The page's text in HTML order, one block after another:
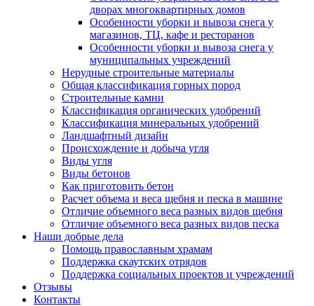
дворах многоквартирных домов
Особенности уборки и вывоза снега у
магазинов, ТЦ, кафе и ресторанов
Особенности уборки и вывоза снега у
муниципальных учреждений
Нерудные строительные материалы
Общая классификация горных пород
Строительные камни
Классификация органических удобрений
Классификация минеральных удобрений
Ландшафтный дизайн
Происхождение и добыча угля
Виды угля
Виды бетонов
Как приготовить бетон
Расчет объема и веса щебня и песка в машине
Отличие объемного веса разных видов щебня
Отличие объемного веса разных видов песка
Наши добрые дела
Помощь православным храмам
Поддержка скаутских отрядов
Поддержка социальных проектов и учреждений
Отзывы
Контакты